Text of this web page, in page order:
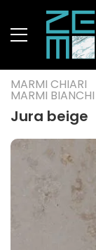
MARMI CHIARI
MARMI BIANCHI
Jura beige